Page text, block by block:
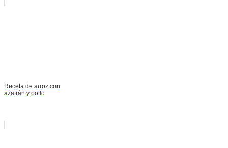
Receta de arroz con
azafrán y pollo